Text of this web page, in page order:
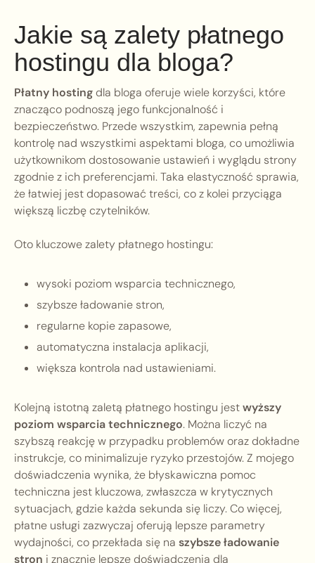
Jakie są zalety płatnego
hostingu dla bloga?
Płatny hostingdla bloga oferuje wiele korzyści, które
znacząco podnoszą jego funkcjonalność i
bezpieczeństwo. Przede wszystkim, zapewnia pełną
kontrolę nad wszystkimi aspektami bloga, co umożliwia
użytkownikom dostosowanie ustawień i wyglądu strony
zgodnie z ich preferencjami. Taka elastyczność sprawia,
że łatwiej jest dopasować treści, co z kolei przyciąga
większą liczbę czytelników.
Oto kluczowe zalety płatnego hostingu:
wysoki poziom wsparcia technicznego,
szybsze ładowanie stron,
regularne kopie zapasowe,
automatyczna instalacja aplikacji,
większa kontrola nad ustawieniami.
Kolejną istotną zaletą płatnego hostingu jestwyższy
poziom wsparcia technicznego. Można liczyć na
szybszą reakcję w przypadku problemów oraz dokładne
instrukcje, co minimalizuje ryzyko przestojów. Z mojego
doświadczenia wynika, że błyskawiczna pomoc
techniczna jest kluczowa, zwłaszcza w krytycznych
sytuacjach, gdzie każda sekunda się liczy. Co więcej,
płatne usługi zazwyczaj oferują lepsze parametry
wydajności, co przekłada się na szybsze ładowanie
stron i znacznie lepsze doświadczenia dla